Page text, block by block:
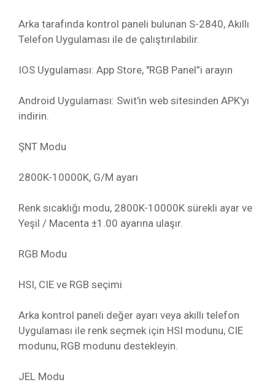
Arka tarafında kontrol paneli bulunan S-2840, Akıllı
Telefon Uygulaması ile de çalıştırılabilir.
IOS Uygulaması: App Store, "RGB Panel”i arayın
Android Uygulaması: Swit'in web sitesinden APK'yı
indirin.
ŞNT Modu
2800K-10000K, G/M ayarı
Renk sıcaklığı modu, 2800K-10000K sürekli ayar ve
Yeşil / Macenta ±1.00 ayarına ulaşır.
RGB Modu
HSI, CIE ve RGB seçimi
Arka kontrol paneli değer ayarı veya akıllı telefon
Uygulaması ile renk seçmek için HSI modunu, CIE
modunu, RGB modunu destekleyin.
JEL Modu